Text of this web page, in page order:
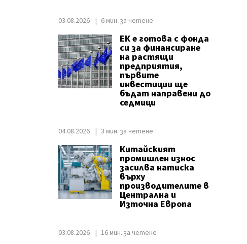
03.08.2026 6 мин. за четене
ЕК е готова с фонда
си за финансиране
на растящи
предприятия,
първите
инвестиции ще
бъдат направени до
седмици
04.08.2026 3 мин. за четене
Китайският
промишлен износ
засилва натиска
върху
производителите в
Централна и
Източна Европа
03.08.2026 16 мин. за четене